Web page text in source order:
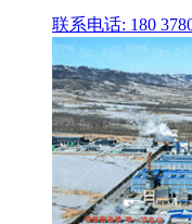
联系电话: 180